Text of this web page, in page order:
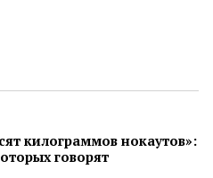
килограммов нокаутов»:
говорят